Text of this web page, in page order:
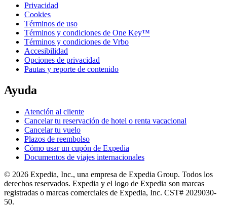
Privacidad
Cookies
Términos de uso
Términos y condiciones de One Key™
Términos y condiciones de Vrbo
Accesibilidad
Opciones de privacidad
Pautas y reporte de contenido
Ayuda
Atención al cliente
Cancelar tu reservación de hotel o renta vacacional
Cancelar tu vuelo
Plazos de reembolso
Cómo usar un cupón de Expedia
Documentos de viajes internacionales
© 2026 Expedia, Inc., una empresa de Expedia Group. Todos los
derechos reservados. Expedia y el logo de Expedia son marcas
registradas o marcas comerciales de Expedia, Inc. CST# 2029030-
50.